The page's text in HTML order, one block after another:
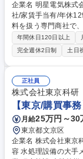
企業名 明星電気株式会社 求人名 【東京】調達・営業管理/老
社/家賃手当有/年休129日/残業ほぼ無し
料を扱う専門商社で
との調整や原価・納
ただきます。 【詳細】■仕入先との納期調整・価格交渉・発注業務 ■加工
手配や配先を含む受
管理業務 ■営業・製
や主任の営業事務メ
直し・効率化推進 募集職種 【東京】調達・営業管理/老舗電子部品商社/家
賃手当有/年休129日/
年間休日120日以上
完全週休2日制
土日
正社員
株式会社東京科研
【東京/購買事
月給25万円～30
東京都文京区
企業名 株式会社東京科研 求人名 【東京/購買事務】安定優良
容 水処理設備の大手